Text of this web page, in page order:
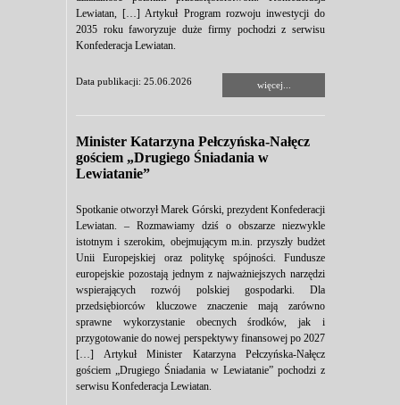
Lewiatan, […] Artykuł Program rozwoju inwestycji do
2035 roku faworyzuje duże firmy pochodzi z serwisu
Konfederacja Lewiatan.
Data publikacji: 25.06.2026 więcej...
Minister Katarzyna Pełczyńska-Nałęcz
gościem „Drugiego Śniadania w
Lewiatanie”
Spotkanie otworzył Marek Górski, prezydent Konfederacji
Lewiatan. – Rozmawiamy dziś o obszarze niezwykle
istotnym i szerokim, obejmującym m.in. przyszły budżet
Unii Europejskiej oraz politykę spójności. Fundusze
europejskie pozostają jednym z najważniejszych narzędzi
wspierających rozwój polskiej gospodarki. Dla
przedsiębiorców kluczowe znaczenie mają zarówno
sprawne wykorzystanie obecnych środków, jak i
przygotowanie do nowej perspektywy finansowej po 2027
[…] Artykuł Minister Katarzyna Pełczyńska-Nałęcz
gościem „Drugiego Śniadania w Lewiatanie” pochodzi z
serwisu Konfederacja Lewiatan.